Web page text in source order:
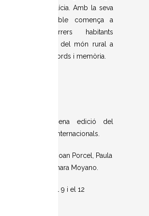
de Galícia. Amb la seva
la realitat al poble comença a
se. Els darrers habitants
a la desaparició del món rural a
seus somnis, records i memòria.
oficial de la sisena edició del
de curtmetratges internacionals.
pels cineastes Joan Porcel, Paula
la productora Azahara Moyano.
són entre el 9 i el 12